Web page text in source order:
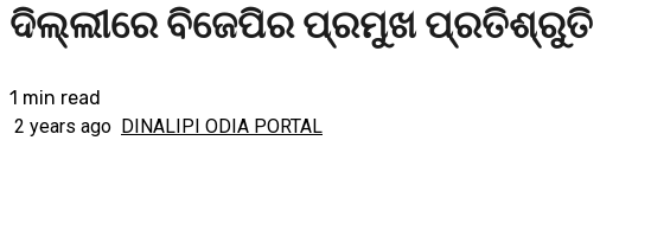
ଦିଲ୍ଲୀରେ ବିଜେପିର ପ୍ରମୁଖ ପ୍ରତିଶ୍ରୁତି
1 min read
2 years ago DINALIPI ODIA PORTAL